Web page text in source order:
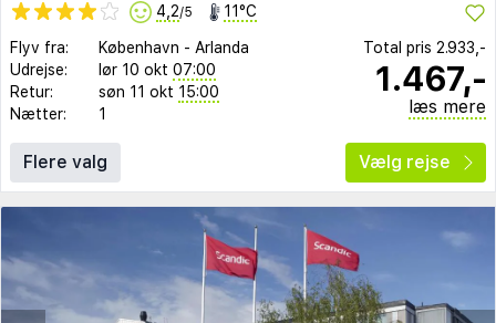
4,2/5 11°C
Flyv fra: København - Arlanda
Udrejse:
lør 10 okt 07:00
Retur:
søn 11 okt 15:00
Nætter:
1
Total pris 2.933,-
1.467,-
læs mere
Flere valg Vælg rejse